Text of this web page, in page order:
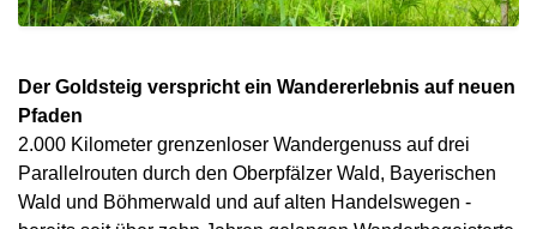
Der Goldsteig verspricht ein Wandererlebnis auf neuen
Pfaden
2.000 Kilometer grenzenloser Wandergenuss auf drei
Parallelrouten durch den Oberpfälzer Wald, Bayerischen
Wald und Böhmerwald und auf alten Handelswegen -